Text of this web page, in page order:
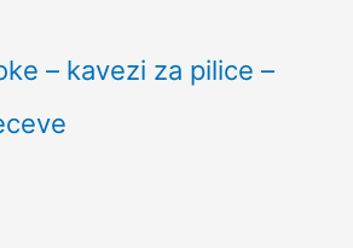
– kavezi za pilice –